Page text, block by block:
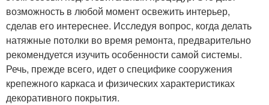
возможность в любой момент освежить интерьер,
сделав его интереснее. Исследуя вопрос, когда делать
натяжные потолки во время ремонта, предварительно
рекомендуется изучить особенности самой системы.
Речь, прежде всего, идет о специфике сооружения
крепежного каркаса и физических характеристиках
декоративного покрытия.